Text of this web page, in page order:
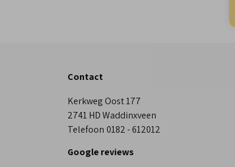
Contact
Kerkweg Oost 177
2741 HD Waddinxveen
Telefoon 0182 - 612012
Google reviews